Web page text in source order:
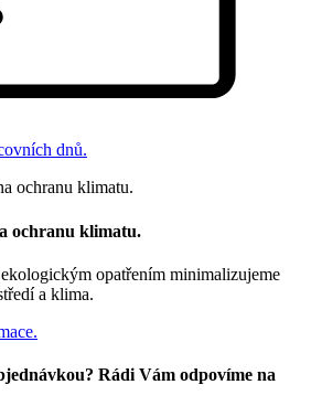
dnů.
ochranu klimatu.
opatřením minimalizujeme
a klima.
Rádi Vám odpovíme na